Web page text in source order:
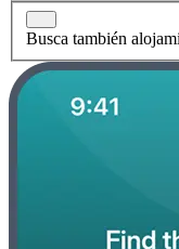
Busca también